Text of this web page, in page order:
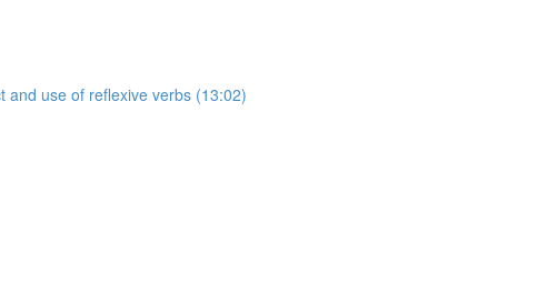
and use of reflexive verbs (13:02)